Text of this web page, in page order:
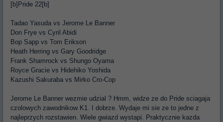
[b]Pride 22[b]
Tadao Yasuda vs Jerome Le Banner
Don Frye vs Cyril Abidi
Bop Sapp vs Tom Erikson
Heath Herring vs Gary Goodridge
Frank Shamrock vs Shungo Oyama
Royce Gracie vs Hidehiko Yoshida
Kazushi Sakuraba vs Mirko Cro-Cop
Jerome Le Banner wezmie udzial ? Hmm, widze ze do Pride sciagaja
czolowych zawodnikow K1. I dobrze. Wydaje mi sie ze to jedne z
najleprzych rozstawien. Wiele gwiazd wystapi. Praktycznie kazda